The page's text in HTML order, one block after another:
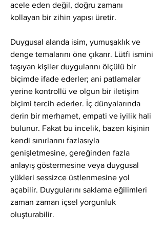
acele eden değil, doğru zamanı
kollayan bir zihin yapısı üretir.
Duygusal alanda isim, yumuşaklık ve
denge temalarını öne çıkarır. Lütfi ismini
taşıyan kişiler duygularını ölçülü bir
biçimde ifade ederler; ani patlamalar
yerine kontrollü ve olgun bir iletişim
biçimi tercih ederler. İç dünyalarında
derin bir merhamet, empati ve iyilik hali
bulunur. Fakat bu incelik, bazen kişinin
kendi sınırlarını fazlasıyla
genişletmesine, gereğinden fazla
anlayış göstermesine veya duygusal
yükleri sessizce üstlenmesine yol
açabilir. Duygularını saklama eğilimleri
zaman zaman içsel yorgunluk
oluşturabilir.